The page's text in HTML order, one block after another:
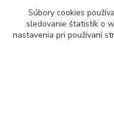
Súbory cookies
sledovanie štatistík o
nastavenia pri používaní